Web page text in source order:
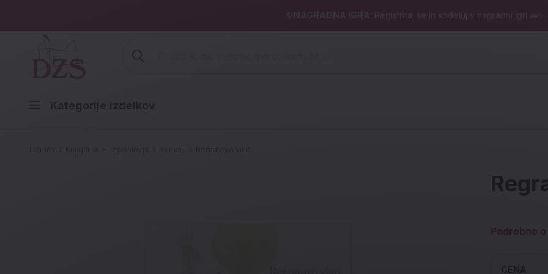
✨NAGRADNA IGRA : Registriraj se in sodeluj v nagradni igri 🚗✨
Kategorije izdelkov
Podrobno
CENA